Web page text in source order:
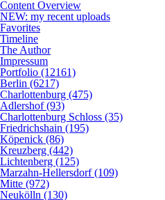
Content Overview
NEW: my recent uploads
Favorites
Timeline
The Author
Impressum
Portfolio (12161)
Berlin (6217)
Charlottenburg (475)
Adlershof (93)
Charlottenburg Schloss (35)
Friedrichshain (195)
Köpenick (86)
Kreuzberg (442)
Lichtenberg (125)
Marzahn-Hellersdorf (109)
Mitte (972)
Neukölln (130)